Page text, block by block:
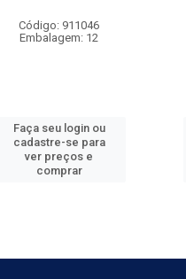
Código: 911046
Embalagem: 12
Faça seu login ou
cadastre-se para
ver preços e
comprar